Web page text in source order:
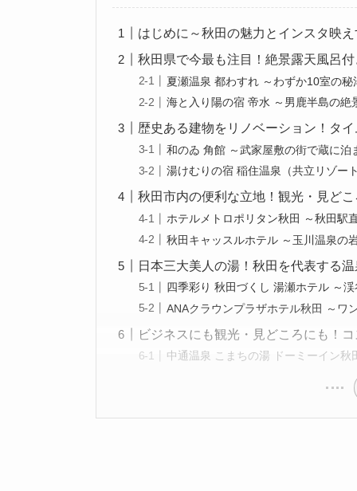
はじめに～秋田の魅力とインスタ映
秋田県で今最も注目！絶景露天風呂
夏瀬温泉 都わすれ ～わずか10室の
海と入り陽の宿 帝水 ～男鹿半島の
歴史ある建物をリノベーション！タ
和のゐ 角館 ～武家屋敷の街で蔵に泊
湯けむりの宿 稲住温泉（共立リゾー
秋田市内の便利な立地！観光・見ど
ホテルメトロポリタン秋田 ～秋田駅
秋田キャッスルホテル ～玉川温泉の
日本三大美人の湯！秋田を代表する
四季彩り 秋田づくし 湯瀬ホテル ～
ANAクラウンプラザホテル秋田 ～ワ
ビジネスにも観光・見どころにも！
中通温泉 こまちの湯 ドーミーイン